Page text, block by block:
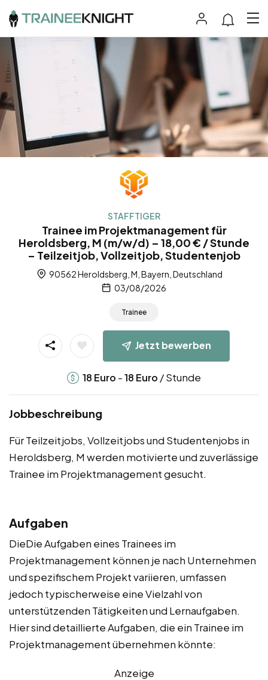
STAFFTIGER
Trainee im Projektmanagement für
Heroldsberg, M (m/w/d) – 18,00 € / Stunde
– Teilzeitjob, Vollzeitjob, Studentenjob
90562 Heroldsberg, M, Bayern, Deutschland
03/08/2026
Trainee
Jetzt bewerben
18 Euro -18 Euro / Stunde
Jobbeschreibung
Für Teilzeitjobs, Vollzeitjobs und Studentenjobs in
Heroldsberg, M werden motivierte und zuverlässige
Trainee im Projektmanagement gesucht.
Aufgaben
DieDie Aufgaben eines Trainees im
Projektmanagement können je nach Unternehmen
und spezifischem Projekt variieren, umfassen
jedoch typischerweise eine Vielzahl von
unterstützenden Tätigkeiten und Lernaufgaben.
Hier sind detaillierte Aufgaben, die ein Trainee im
Projektmanagement übernehmen könnte:
Anzeige